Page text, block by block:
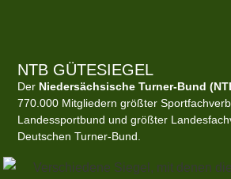
NTB GÜTESIEGEL
Der Niedersächsische Turner-Bund
770.000 Mitgliedern größter
Landessportbund und größter
Deutschen Turner-Bund.